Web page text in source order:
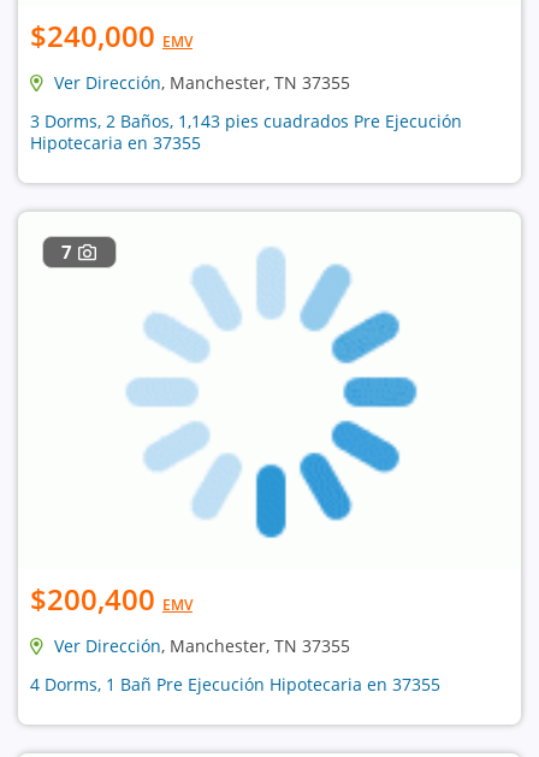
$240,000 EMV
Ver Dirección, Manchester, TN 37355
3 Dorms, 2 Baños, 1,143 pies cuadrados Pre Ejecución
Hipotecaria en 37355
7
$200,400 EMV
Ver Dirección, Manchester, TN 37355
4 Dorms, 1 Bañ Pre Ejecución Hipotecaria en 37355